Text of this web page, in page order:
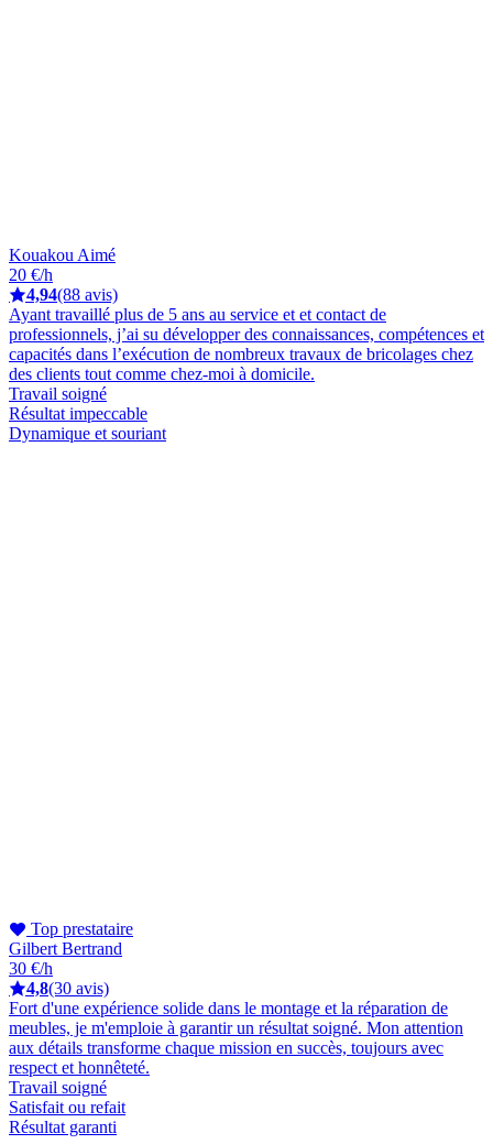
Kouakou Aimé
20 €/h
4,94(88 avis)
Ayant travaillé plus de 5 ans au service et et contact de
professionnels, j’ai su développer des connaissances, compétences et
capacités dans l’exécution de nombreux travaux de bricolages chez
des clients tout comme chez-moi à domicile.
Travail soigné
Résultat impeccable
Dynamique et souriant
Top prestataire
Gilbert Bertrand
30 €/h
4,8(30 avis)
Fort d'une expérience solide dans le montage et la réparation de
meubles, je m'emploie à garantir un résultat soigné. Mon attention
aux détails transforme chaque mission en succès, toujours avec
respect et honnêteté.
Travail soigné
Satisfait ou refait
Résultat garanti